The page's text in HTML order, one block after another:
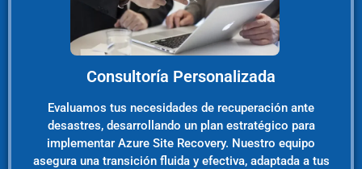
Consultoría Personalizada
Evaluamos tus necesidades de recuperación ante
desastres, desarrollando un plan estratégico para
implementar Azure Site Recovery. Nuestro equipo
asegura una transición fluida y efectiva, adaptada a tus